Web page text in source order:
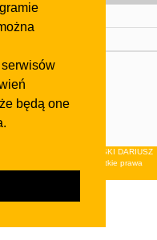
będą one
z nami
.
NEON MAREK KLUCZEWSKI DARIUSZ
15, 32-300 Olkusz . Wszystkie prawa